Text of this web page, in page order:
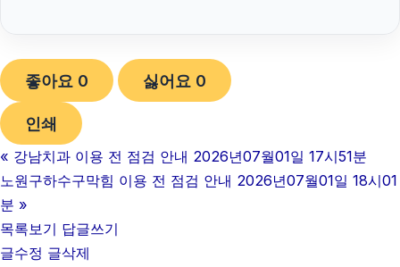
금천하수구막힘
좋아요 0 싫어요 0
인쇄
« 강남치과 이용 전 점검 안내 2026년07월01일 17시51분
노원구하수구막힘 이용 전 점검 안내 2026년07월01일 18시01
분 »
목록보기 답글쓰기
글수정 글삭제